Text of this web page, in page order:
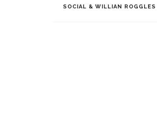
SOCIAL & WILLIAN ROGGLES